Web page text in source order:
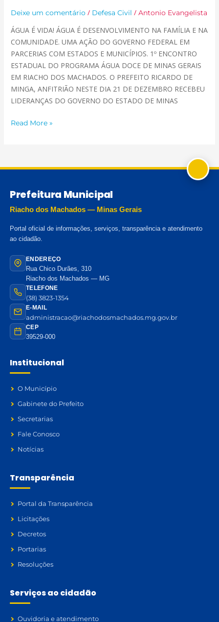
Deixe um comentário / Defesa Civil / Antonio Evangelista
ÁGUA É VIDA! ÁGUA É DESENVOLVIMENTO NA FAMÍLIA E NA
COMUNIDADE. UMA AÇÃO DO GOVERNO FEDERAL EM
PARCERIAS COM ESTADOS E MUNICÍPIOS. 1º ENCONTRO
ESTADUAL DO PROGRAMA ÁGUA DOCE DE MINAS GERAIS
EM RIACHO DOS MACHADOS. O PREFEITO RICARDO DE
MINGA, ANFITRIÃO NESTE DIA 21 DE DEZEMBRO RECEBEU
LIDERANÇAS DO GOVERNO DO ESTADO DE MINAS
Read More »
Prefeitura Municipal
Riacho dos Machados — Minas Gerais
Portal oficial de informações, serviços, transparência e atendimento
ao cidadão.
ENDEREÇO
Rua Chico Durães, 310
Riacho dos Machados — MG
TELEFONE
(38) 3823-1354
E-MAIL
administracao@riachodosmachados.mg.gov.br
CEP
39529-000
Institucional
O Município
Gabinete do Prefeito
Secretarias
Fale Conosco
Notícias
Transparência
Portal da Transparência
Licitações
Decretos
Portarias
Resoluções
Serviços ao cidadão
Ouvidoria e atendimento